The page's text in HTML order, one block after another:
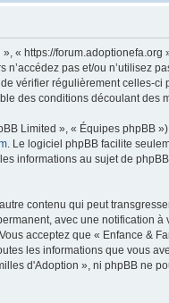
« https://forum.adoptionefa.org
pas et/ou n’utilisez
vérifier régulièrement celles-
des conditions découlant des
Limited », « Équipes phpBB
. Le logiciel phpBB facilite
informations au sujet de
contenu qui peut
avec une notification à
acceptez que « Enfance &
les informations que vous
d'Adoption », ni phpBB ne